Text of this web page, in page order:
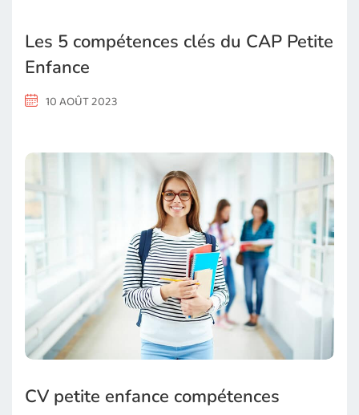
Les 5 compétences clés du CAP Petite
Enfance
10 AOÛT 2023
CV petite enfance compétences